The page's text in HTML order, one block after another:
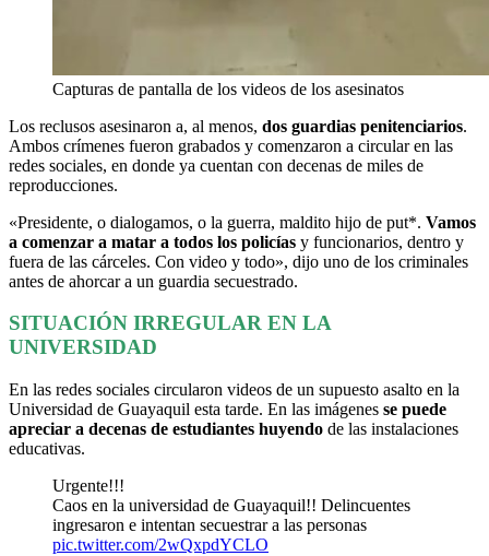
Capturas de pantalla de los videos de los asesinatos
Los reclusos asesinaron a, al menos, dos guardias penitenciarios.
Ambos crímenes fueron grabados y comenzaron a circular en las
redes sociales, en donde ya cuentan con decenas de miles de
reproducciones.
«Presidente, o dialogamos, o la guerra, maldito hijo de put*. Vamos
a comenzar a matar a todos los policías y funcionarios, dentro y
fuera de las cárceles. Con video y todo», dijo uno de los criminales
antes de ahorcar a un guardia secuestrado.
SITUACIÓN IRREGULAR EN LA
UNIVERSIDAD
En las redes sociales circularon videos de un supuesto asalto en la
Universidad de Guayaquil esta tarde. En las imágenes se puede
apreciar a decenas de estudiantes huyendo de las instalaciones
educativas.
Urgente!!!
Caos en la universidad de Guayaquil!! Delincuentes
ingresaron e intentan secuestrar a las personas
pic.twitter.com/2wQxpdYCLO